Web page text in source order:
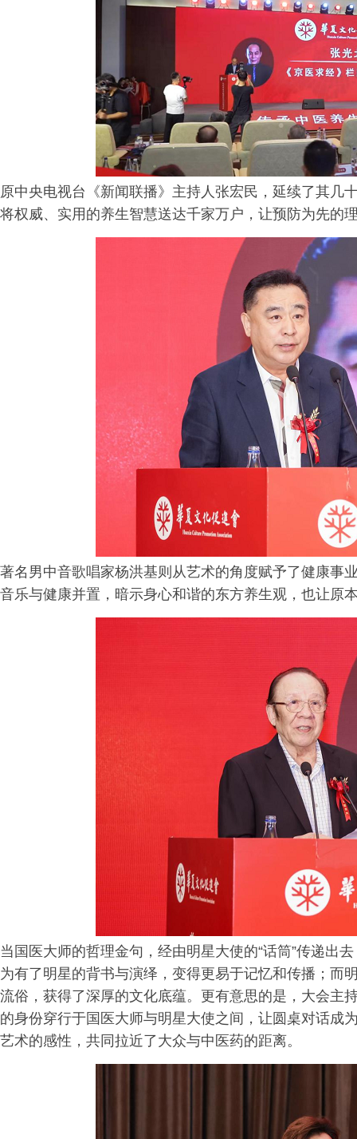
原中央电视台《新闻联播》主持人张宏民，延续了其几
将权威、实用的养生智慧送达千家万户，让预防为先的
著名男中音歌唱家杨洪基则从艺术的角度赋予了健康事
音乐与健康并置，暗示身心和谐的东方养生观，也让原
当国医大师的哲理金句，经由明星大使的“话筒”传递出
为有了明星的背书与演绎，变得更易于记忆和传播；而
流俗，获得了深厚的文化底蕴。更有意思的是，大会主
的身份穿行于国医大师与明星大使之间，让圆桌对话成
艺术的感性，共同拉近了大众与中医药的距离。